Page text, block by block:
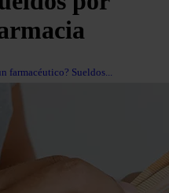
farmacéutico? Sueldos...